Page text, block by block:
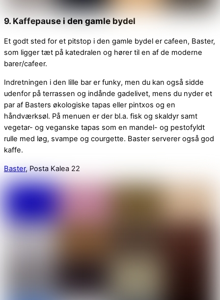
9. Kaffepause i den gamle bydel
Et godt sted for et pitstop i den gamle bydel er cafeen, Baster,
som ligger tæt på katedralen og hører til en af de moderne
barer/cafeer.
Indretningen i den lille bar er funky, men du kan også sidde
udenfor på terrassen og indånde gadelivet, mens du nyder et
par af Basters økologiske tapas eller pintxos og en
håndværksøl. På menuen er der bl.a. fisk og skaldyr samt
vegetar- og veganske tapas som en mandel- og pestofyldt
rulle med løg, svampe og courgette. Baster serverer også god
kaffe.
Baster, Posta Kalea 22